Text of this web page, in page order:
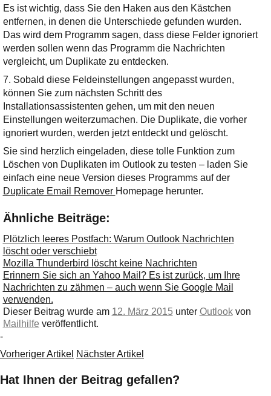
Es ist wichtig, dass Sie den Haken aus den Kästchen
entfernen, in denen die Unterschiede gefunden wurden.
Das wird dem Programm sagen, dass diese Felder ignoriert
werden sollen wenn das Programm die Nachrichten
vergleicht, um Duplikate zu entdecken.
7. Sobald diese Feldeinstellungen angepasst wurden,
können Sie zum nächsten Schritt des
Installationsassistenten gehen, um mit den neuen
Einstellungen weiterzumachen. Die Duplikate, die vorher
ignoriert wurden, werden jetzt entdeckt und gelöscht.
Sie sind herzlich eingeladen, diese tolle Funktion zum
Löschen von Duplikaten im Outlook zu testen – laden Sie
einfach eine neue Version dieses Programms auf der
Duplicate Email Remover Homepage herunter.
Ähnliche Beiträge:
Plötzlich leeres Postfach: Warum Outlook Nachrichten
löscht oder verschiebt
Mozilla Thunderbird löscht keine Nachrichten
Erinnern Sie sich an Yahoo Mail? Es ist zurück, um Ihre
Nachrichten zu zähmen – auch wenn Sie Google Mail
verwenden.
Dieser Beitrag wurde am 12. März 2015unter Outlook von
Mailhilfe veröffentlicht.
-
Vorheriger Artikel Nächster Artikel
Hat Ihnen der Beitrag gefallen?